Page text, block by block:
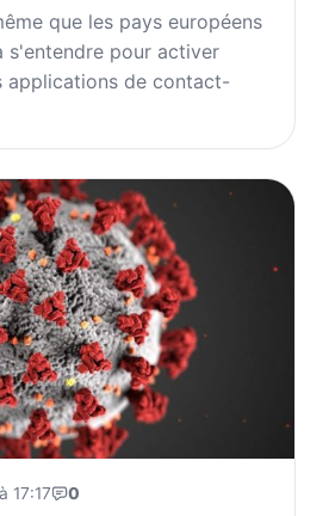
que les pays européens
s'entendre pour activer
applications de contact-
17:17 0